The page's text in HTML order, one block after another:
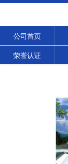
公司首页
荣誉认证